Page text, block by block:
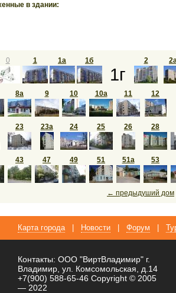
в здании:
0 1 1а 1б
1г
2
8а 9 10 10а 11 12
23 23а 24 25 26 28
43 47 49 51 51а 53
← предыдуший дом
Карта города Новости Форум
Контакты: ООО "ВиртВладимир" г.
Владимир, ул. Комсомольская, д.14
+7(900) 588-65-46 Copyright © 2005
— 2022